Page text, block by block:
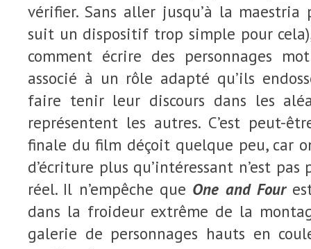
vérifier. Sans aller jusqu’à la
suit un dispositif trop simple pour
comment écrire des personnages
associé à un rôle adapté qu’ils
faire tenir leur discours dans les
représentent les autres. C’est peut-
finale du film déçoit quelque peu, car
d’écriture plus qu’intéressant n’est
réel. Il n’empêche que One and Four
dans la froideur extrême de la
galerie de personnages hauts en